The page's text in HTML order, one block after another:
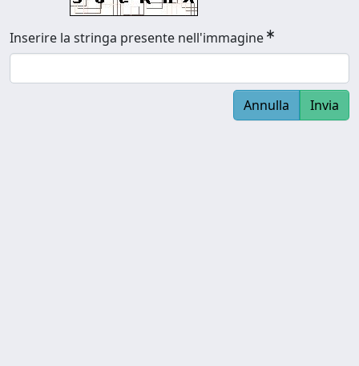
Inserire la stringa presente nell'immagine
Annulla Invia